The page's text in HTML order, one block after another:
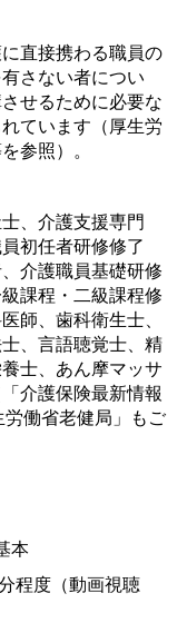
直接携わる職員の
さない者につい
せるために必要な
ています（厚生労
参照）。
、介護支援専門
初任者研修修了
介護職員基礎研修
課程・二級課程修
師、歯科衛生士、
、言語聴覚士、精
士、あん摩マッサ
介護保険最新情報
働省老健局」もご
本
程度（動画視聴